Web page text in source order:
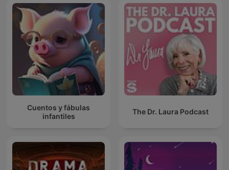
Cuentos y fábulas
infantiles
The Dr. Laura Podcast